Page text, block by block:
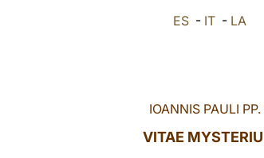
ES - IT - LA
IOANNIS PAULI PP.
VITAE